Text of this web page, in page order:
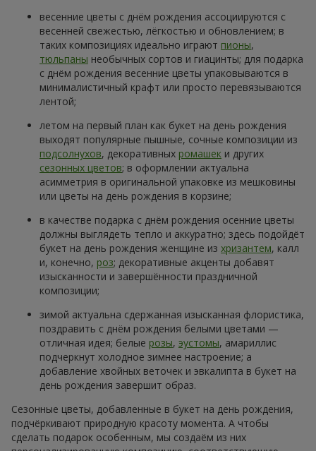
весенние цветы с днём рождения ассоциируются с
весенней свежестью, лёгкостью и обновлением; в
таких композициях идеально играют пионы,
тюльпаны необычных сортов и гиацинты; для подарка
с днём рождения весенние цветы упаковываются в
минималистичный крафт или просто перевязываются
лентой;
летом на первый план как букет на день рождения
выходят популярные пышные, сочные композиции из
подсолнухов, декоративных ромашек и других
сезонных цветов; в оформлении актуальна
асимметрия в оригинальной упаковке из мешковины
или цветы на день рождения в корзине;
в качестве подарка с днём рождения осенние цветы
должны выглядеть тепло и аккуратно; здесь подойдёт
букет на день рождения женщине из хризантем, калл
и, конечно, роз; декоративные акценты добавят
изысканности и завершённости праздничной
композиции;
зимой актуальна сдержанная изысканная флористика,
поздравить с днём рождения белыми цветами —
отличная идея; белые розы, эустомы, амариллис
подчеркнут холодное зимнее настроение; а
добавление хвойных веточек и эвкалипта в букет на
день рождения завершит образ.
Сезонные цветы, добавленные в букет на день рождения,
подчёркивают природную красоту момента. А чтобы
сделать подарок особенным, мы создаём из них